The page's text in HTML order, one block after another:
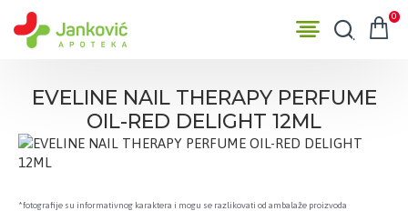
0
EVELINE NAIL THERAPY PERFUME
OIL-RED DELIGHT 12ML
*fotografije su informativnog karaktera i mogu se razlikovati od ambalaže proizvoda